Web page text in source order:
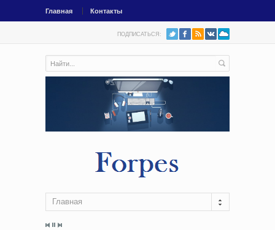
Главная Контакты
ПОДПИСАТЬСЯ:
Главная